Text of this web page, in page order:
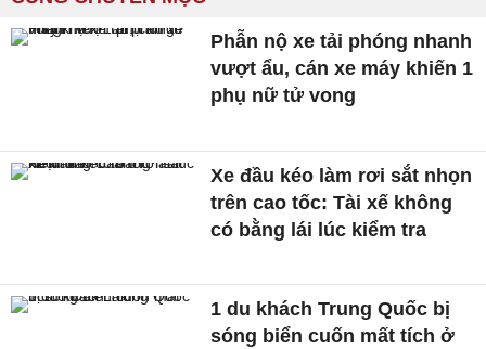
Phẫn nộ xe tải phóng nhanh
vượt ẩu, cán xe máy khiến 1
phụ nữ tử vong
Xe đầu kéo làm rơi sắt nhọn
trên cao tốc: Tài xế không
có bằng lái lúc kiểm tra
1 du khách Trung Quốc bị
sóng biển cuốn mất tích ở